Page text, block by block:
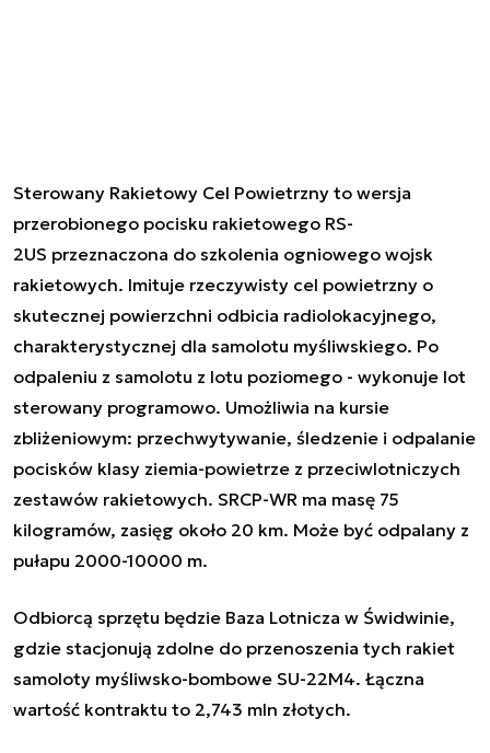
Sterowany Rakietowy Cel Powietrzny to wersja
przerobionego pocisku rakietowego RS-
2US przeznaczona do szkolenia ogniowego wojsk
rakietowych. Imituje rzeczywisty cel powietrzny o
skutecznej powierzchni odbicia radiolokacyjnego,
charakterystycznej dla samolotu myśliwskiego. Po
odpaleniu z samolotu z lotu poziomego - wykonuje lot
sterowany programowo. Umożliwia na kursie
zbliżeniowym: przechwytywanie, śledzenie i odpalanie
pocisków klasy ziemia-powietrze z przeciwlotniczych
zestawów rakietowych. SRCP-WR ma masę 75
kilogramów, zasięg około 20 km. Może być odpalany z
pułapu 2000-10000 m.
Odbiorcą sprzętu będzie Baza Lotnicza w Świdwinie,
gdzie stacjonują zdolne do przenoszenia tych rakiet
samoloty myśliwsko-bombowe SU-22M4. Łączna
wartość kontraktu to 2,743 mln złotych.